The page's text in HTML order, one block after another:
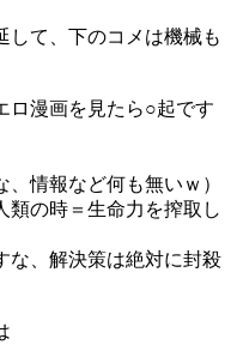
して、下のコメは機械も
ロ漫画を見たら○起です
、情報など何も無いｗ）
類の時＝生命力を搾取し
な、解決策は絶対に封殺